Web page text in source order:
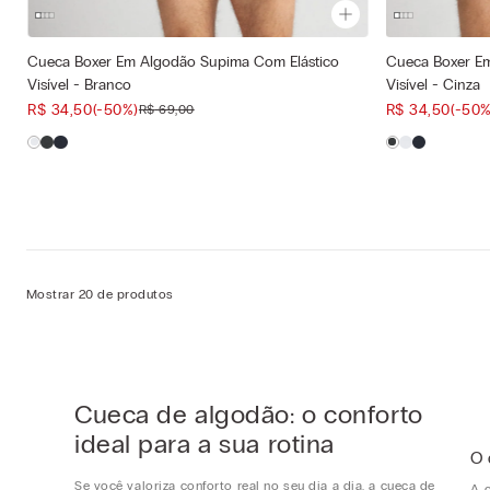
Cor selecionada
Branco - 001 - Bianco
Tamanho selecionado—
Cueca Boxer Em Algodão Supima Com Elástico
Visível - Branco
R$ 34,50(-50%)R$ 69,00
Cor
Cinza -
Tamanho
Cueca Boxer
Visível - Cinza
R$ 34,50(-50%
Mostrar 20 de produtos
Cueca de algodão: o conforto
ideal para a sua rotina
Se você valoriza conforto real no seu dia a dia, a cueca de
O